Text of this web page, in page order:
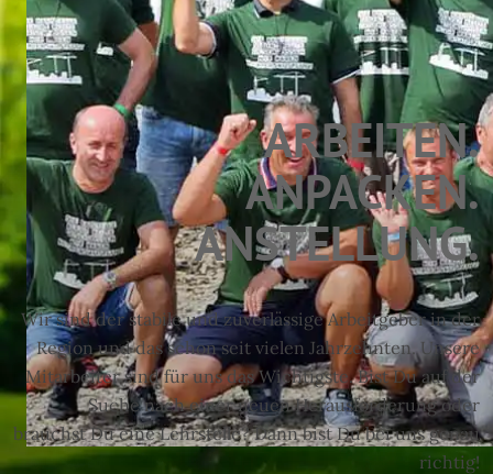
ARBEITEN.
ANPACKEN.
ANSTELLUNG.
Wir sind der stabile und zuverlässige Arbeitgeber in der
Region und das schon seit vielen Jahrzehnten. Unsere
Mitarbeiter sind für uns das Wichtigste. Bist Du auf der
Suche nach einer neuen Herausforderung oder
brauchst Du eine Lehrstelle? Dann bist Du bei uns genau
richtig!